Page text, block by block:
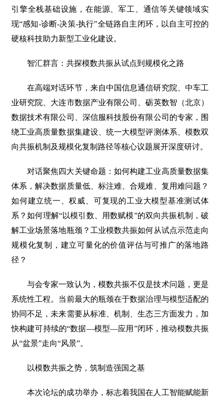
引擎全栈基础设施，在能源、军工、通信等关键领域实
现“感知-诊断-决策-执行”全链路自主闭环，以自主可控的
硬核科技助力新型工业化建设。
智汇群言：共探模数共振从试点到规模化之路
在高端对话环节，来自中国信息通信研究院、中车工
业研究院、大连市数据产业有限公司、砺英数智（北京）
数据技术有限公司、深信服科技股份有限公司的专家，围
绕工业高质量数据集建设、统一大模型评测体系、模数双
向共振机制及规模化复制路径等核心议题展开深度研讨。
对话聚焦四大关键命题：如何构建工业高质量数据集
体系，解决数据质量低、标注难、合规难、复用难问题？
如何建立统一、权威、可复现的工业大模型基准测试体
系？如何理解“以模引数、用数赋模”的双向共振机制，破
解工业场景落地瓶颈？工业模数共振如何从试点示范走向
规模化复制，建立可量化的价值评估与可推广的落地路
径？
与会专家一致认为，模数共振不仅是技术问题，更是
系统性工程。当前最大的瓶颈在于数据治理与模型适配的
协同不足，未来需要从标准、机制、生态三方面发力，加
快构建可持续的“数据—模型—应用”闭环，推动模数共振
从“盆景”走向“风景”。
以模数共振之势，筑制造强国之基
本次论坛的成功举办，标志着我国在人工智能赋能新